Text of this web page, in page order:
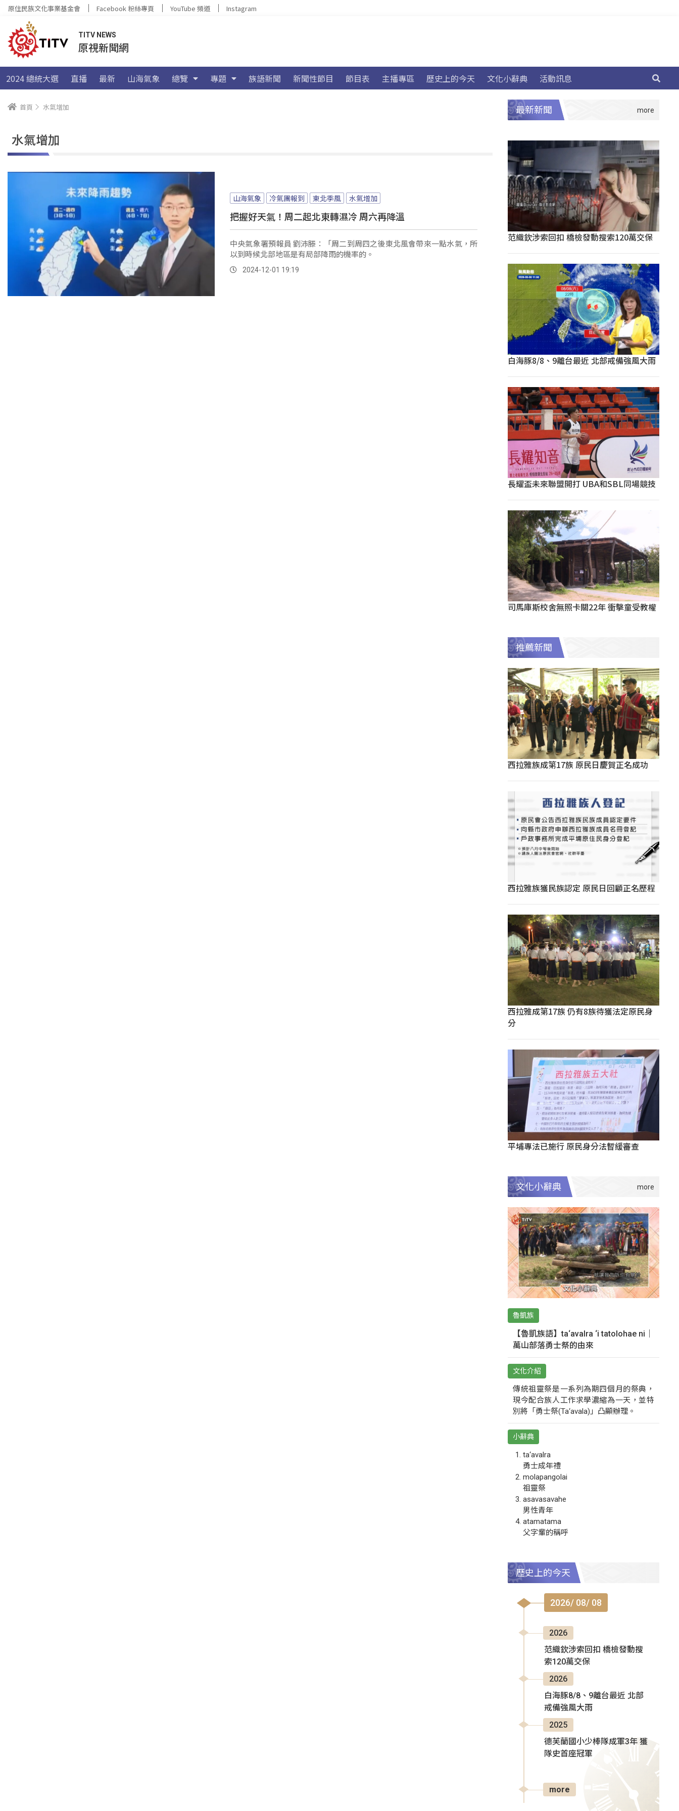
原住民族文化事業基金會 Facebook 粉絲專頁 YouTube 頻道 Instagram
TITV NEWS
原視新聞網
2024 總統大選 直播 最新 山海氣象 總覽 專題 族語新聞 新聞性節目 節目表 主播專區 歷史上的今天 文化小辭典 活動訊息
首頁 水氣增加
水氣增加
山海氣象 冷氣團報到 東北季風 水氣增加
把握好天氣！周二起北東轉濕冷 周六再降溫
中央氣象署預報員 劉沛滕：「周二到周四之後東北風會帶來一點水氣，所
以到時候北部地區是有局部降雨的機率的。
2024-12-01 19:19
最新新聞
范織欽涉索回扣 橋檢發動搜索120萬交保
白海豚8/8、9離台最近 北部戒備強風大雨
長耀盃未來聯盟開打 UBA和SBL同場競技
司馬庫斯校舍無照卡關22年 衝擊童受教權
推薦新聞
西拉雅族成第17族 原民日慶賀正名成功
西拉雅族獲民族認定 原民日回顧正名歷程
西拉雅成第17族 仍有8族待獲法定原民身
分
平埔專法已施行 原民身分法暫緩審查
文化小辭典
魯凱族
【魯凱族語】ta‘avalra ‘i tatolohae ni｜
萬山部落勇士祭的由來
文化介紹
傳統祖靈祭是一系列為期四個月的祭典，
現今配合族人工作求學濃縮為一天，並特
別將「勇士祭(Ta‘avala)」凸顯辦理。
小辭典
ta‘avalra
勇士成年禮
molapangolai
祖靈祭
asavasavahe
男性青年
atamatama
父字輩的稱呼
歷史上的今天
2026/ 08/ 08
2026
范織欽涉索回扣 橋檢發動搜
索120萬交保
2026
白海豚8/8、9離台最近 北部
戒備強風大雨
2025
德芙蘭國小少棒隊成軍3年 獲
隊史首座冠軍
more